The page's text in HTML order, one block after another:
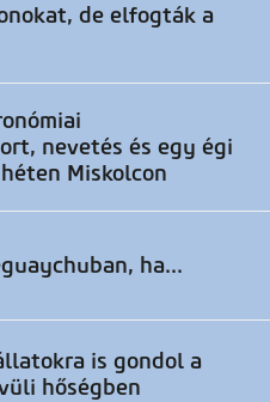
de elfogták a
nevetés és egy égi
Miskolcon
ha...
is gondol a
hőségben